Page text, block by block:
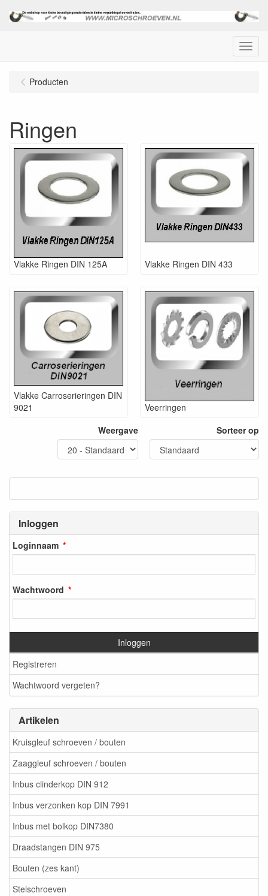
Menu
Inloggen
Loginnaam
Wachtwoord
Inloggen
Registreren
Wachtwoord vergeten?
Artikelen
Kruisgleuf schroeven / bouten
Zaaggleuf schroeven / bouten
Inbus clinderkop DIN 912
Inbus verzonken kop DIN 7991
Inbus met bolkop DIN7380
Draadstangen DIN 975
Bouten (zes kant)
Stelschroeven
Producten
Ringen
Vlakke Ringen DIN 125A Vlakke Ringen DIN 433
Vlakke Carroserieringen DIN
9021
Veerringen
Weergave
Sorteer op